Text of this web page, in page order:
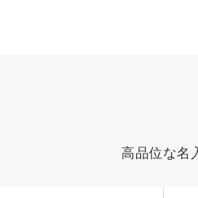
高品位な名